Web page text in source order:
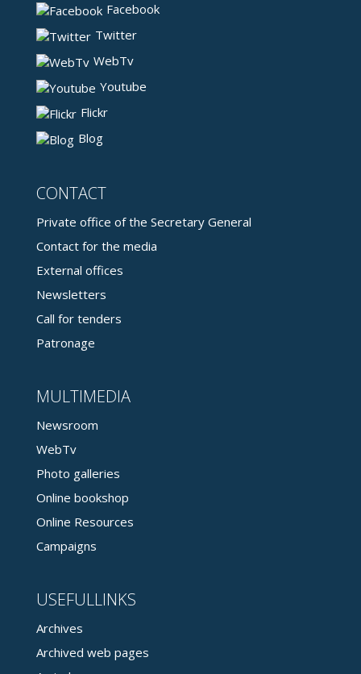
Facebook
Twitter
WebTv
Youtube
Flickr
Blog
CONTACT
Private office of the Secretary General
Contact for the media
External offices
Newsletters
Call for tenders
Patronage
MULTIMEDIA
Newsroom
WebTv
Photo galleries
Online bookshop
Online Resources
Campaigns
USEFULLINKS
Archives
Archived web pages